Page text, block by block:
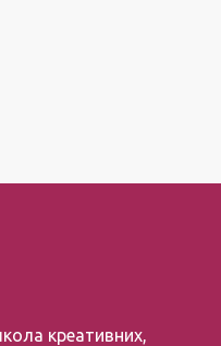
креативних,